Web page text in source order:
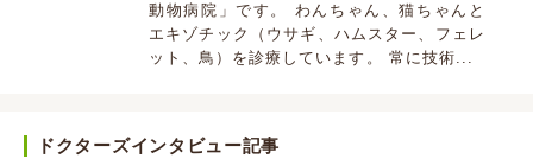
動物病院」です。 わんちゃん、猫ちゃんと
エキゾチック（ウサギ、ハムスター、フェレ
ット、鳥）を診療しています。 常に技術...
ドクターズインタビュー記事